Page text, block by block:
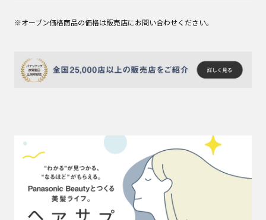
※オープン価格商品の価格は販売店にお問い合わせください。